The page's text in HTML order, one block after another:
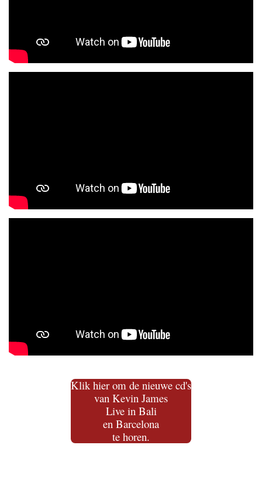
Klik hier om de nieuwe cd's
van Kevin James
Live in Bali
en Barcelona
te horen.